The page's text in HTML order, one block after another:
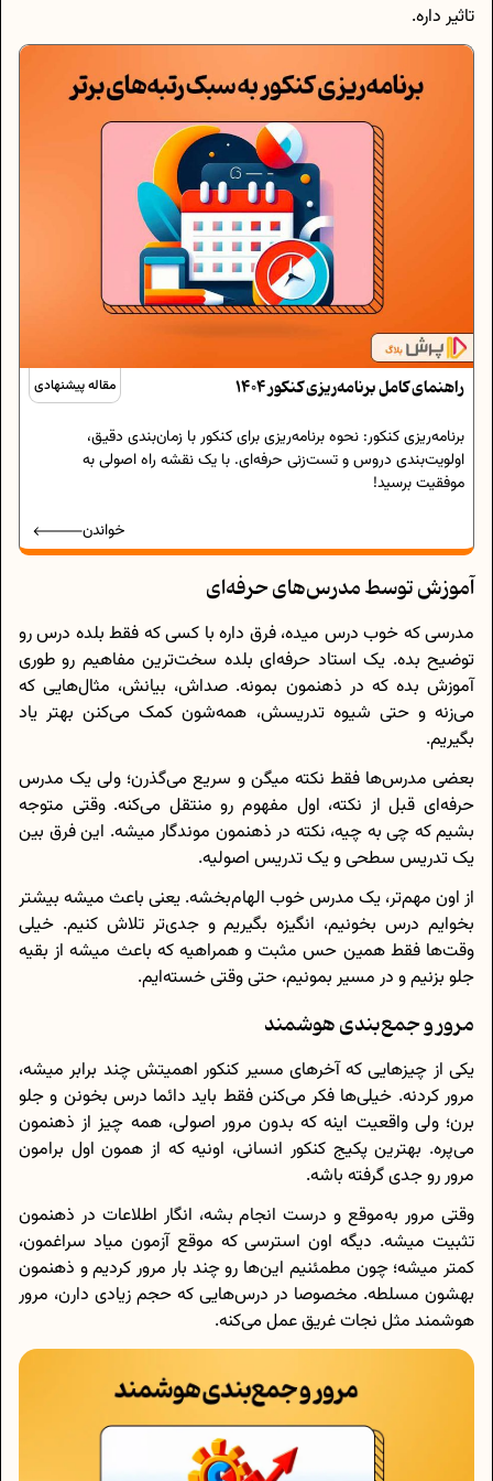
تاثیر داره.
مقاله پیشنهادی راهنمای کامل برنامه‌ریزی کنکور 1404
برنامه‌ریزی کنکور: نحوه برنامه‌ریزی برای کنکور با زمان‌بندی دقیق،
اولویت‌بندی دروس و تست‌زنی حرفه‌ای. با یک نقشه راه اصولی به
موفقیت برسید!
خواندن
آموزش توسط مدرس‌های حرفه‌ای
مدرسی که خوب درس میده، فرق داره با کسی که فقط بلده درس رو
توضیح بده. یک استاد حرفه‌ای بلده سخت‌ترین مفاهیم رو طوری
آموزش بده که در ذهنمون بمونه. صداش، بیانش، مثال‌هایی که
می‌زنه و حتی شیوه تدریسش، همه‌شون کمک می‌کنن بهتر یاد
بگیریم.
بعضی مدرس‌ها فقط نکته میگن و سریع می‌گذرن؛ ولی یک مدرس
حرفه‌ای قبل از نکته، اول مفهوم رو منتقل می‌کنه. وقتی متوجه
بشیم که چی به چیه، نکته در ذهنمون موندگار میشه. این فرق بین
یک تدریس سطحی و یک تدریس اصولیه.
از اون مهم‌تر، یک مدرس خوب الهام‌بخشه. یعنی باعث میشه بیشتر
بخوایم درس بخونیم، انگیزه بگیریم و جدی‌تر تلاش کنیم. خیلی
وقت‌ها فقط همین حس مثبت و همراهیه که باعث میشه از بقیه
جلو بزنیم و در مسیر بمونیم، حتی وقتی خسته‌ایم.
مرور و جمع‌بندی هوشمند
یکی از چیزهایی که آخرهای مسیر کنکور اهمیتش چند برابر میشه،
مرور کردنه. خیلی‌ها فکر می‌کنن فقط باید دائما درس بخونن و جلو
برن؛ ولی واقعیت اینه که بدون مرور اصولی، همه چیز از ذهنمون
می‌پره. بهترین پکیج کنکور انسانی، اونیه که از همون اول برامون
مرور رو جدی گرفته باشه.
وقتی مرور به‌موقع و درست انجام بشه، انگار اطلاعات در ذهنمون
تثبیت میشه. دیگه اون استرسی که موقع آزمون میاد سراغمون،
کمتر میشه؛ چون مطمئنیم این‌ها رو چند بار مرور کردیم و ذهنمون
بهشون مسلطه. مخصوصا در درس‌هایی که حجم زیادی دارن، مرور
هوشمند مثل نجات غریق عمل می‌کنه.